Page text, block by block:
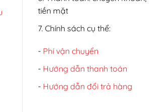
tiền mặt
7. Chính sách cụ thể:
- Phí vận chuyển
- Hướng dẫn thanh toán
- Hướng dẫn đổi trả hàng